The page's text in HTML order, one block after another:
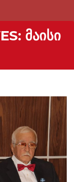
ᲛᲐᲘᲡᲘ